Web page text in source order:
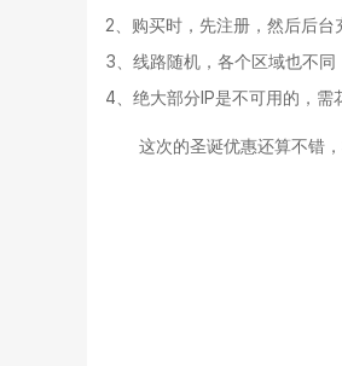
2、购买时，先注册，然后后台
3、线路随机，各个区域也不同
4、绝大部分IP是不可用的，需
这次的圣诞优惠还算不错